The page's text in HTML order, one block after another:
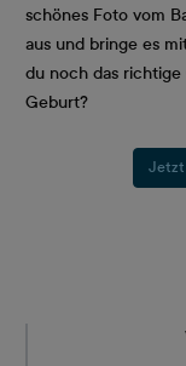
schönes Foto vom
aus und bringe es
du noch das
Geburt?
Jetzt